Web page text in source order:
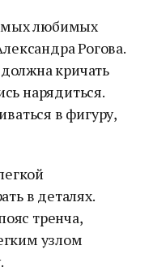
любимых
Рогова.
кричать
нарядиться.
в фигуру,
в деталях.
тренча,
узлом